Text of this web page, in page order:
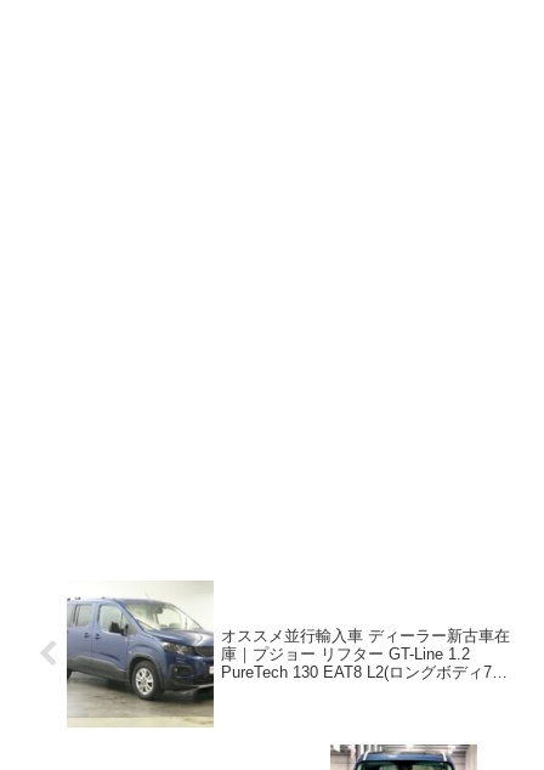
オススメ並行輸入車 ディーラー新古車在
庫｜プジョー リフター GT-Line 1.2
PureTech 130 EAT8 L2(ロングボディ7人